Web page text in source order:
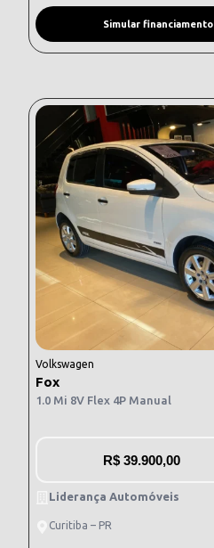
Simular financiamento
Volkswagen
Fox
1.0 Mi 8V Flex 4P Manual
R$ 39.900,00
Liderança Automóveis
Curitiba – PR